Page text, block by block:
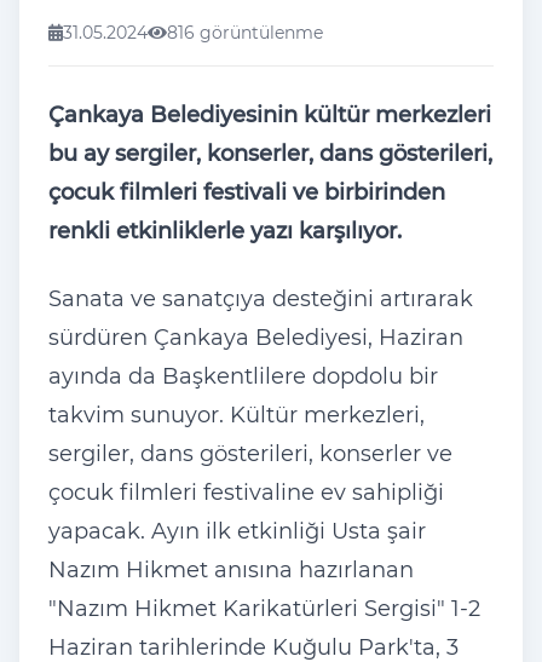
31.05.2024 816 görüntülenme
Çankaya Belediyesinin kültür merkezleri
bu ay sergiler, konserler, dans gösterileri,
çocuk filmleri festivali ve birbirinden
renkli etkinliklerle yazı karşılıyor.
Sanata ve sanatçıya desteğini artırarak
sürdüren Çankaya Belediyesi, Haziran
ayında da Başkentlilere dopdolu bir
takvim sunuyor. Kültür merkezleri,
sergiler, dans gösterileri, konserler ve
çocuk filmleri festivaline ev sahipliği
yapacak. Ayın ilk etkinliği Usta şair
Nazım Hikmet anısına hazırlanan
"Nazım Hikmet Karikatürleri Sergisi" 1-2
Haziran tarihlerinde Kuğulu Park'ta, 3